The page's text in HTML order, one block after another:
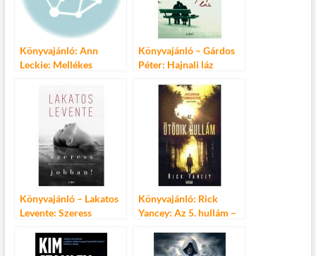
Könyvajánló: Ann
Leckie: Mellékes
Könyvajánló – Gárdos
Péter: Hajnali láz
Könyvajánló – Lakatos
Levente: Szeress
Könyvajánló: Rick
Yancey: Az 5. hullám –